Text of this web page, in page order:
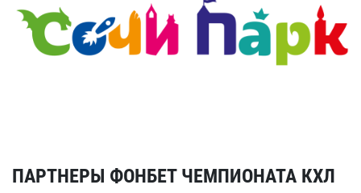
ПАРТНЕРЫ ФОНБЕТ ЧЕМПИОНАТА КХЛ